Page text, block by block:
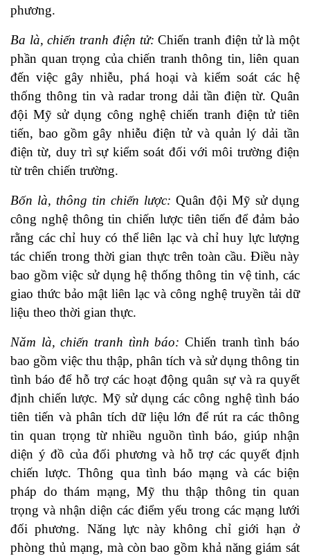
phương.
Ba là, chiến tranh điện tử:Chiến tranh điện tử là một
phần quan trọng của chiến tranh thông tin, liên quan
đến việc gây nhiễu, phá hoại và kiểm soát các hệ
thống thông tin và radar trong dải tần điện từ. Quân
đội Mỹ sử dụng công nghệ chiến tranh điện tử tiên
tiến, bao gồm gây nhiễu điện tử và quản lý dải tần
điện từ, duy trì sự kiểm soát đối với môi trường điện
từ trên chiến trường.
Bốn là, thông tin chiến lược: Quân đội Mỹ sử dụng
công nghệ thông tin chiến lược tiên tiến để đảm bảo
rằng các chỉ huy có thể liên lạc và chỉ huy lực lượng
tác chiến trong thời gian thực trên toàn cầu. Điều này
bao gồm việc sử dụng hệ thống thông tin vệ tinh, các
giao thức bảo mật liên lạc và công nghệ truyền tải dữ
liệu theo thời gian thực.
Năm là, chiến tranh tình báo: Chiến tranh tình báo
bao gồm việc thu thập, phân tích và sử dụng thông tin
tình báo để hỗ trợ các hoạt động quân sự và ra quyết
định chiến lược. Mỹ sử dụng các công nghệ tình báo
tiên tiến và phân tích dữ liệu lớn để rút ra các thông
tin quan trọng từ nhiều nguồn tình báo, giúp nhận
diện ý đồ của đối phương và hỗ trợ các quyết định
chiến lược. Thông qua tình báo mạng và các biện
pháp do thám mạng, Mỹ thu thập thông tin quan
trọng và nhận diện các điểm yếu trong các mạng lưới
đối phương. Năng lực này không chỉ giới hạn ở
phòng thủ mạng, mà còn bao gồm khả năng giám sát